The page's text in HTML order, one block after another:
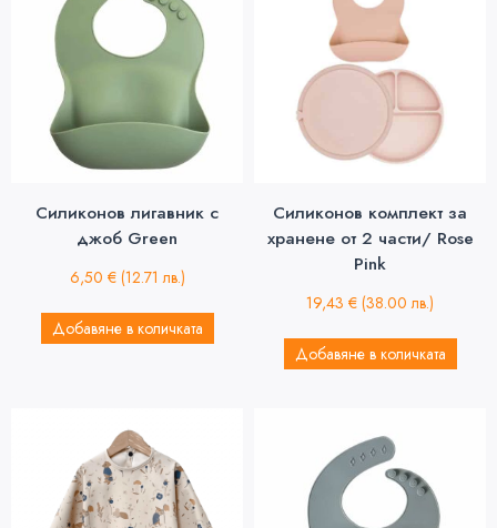
Силиконов лигавник с
джоб Green
6,50 € (12.71 лв.)
Добавяне в количката
Силиконов комплект за
хранене от 2 части/ Rose
Pink
19,43 € (38.00 лв.)
Добавяне в количката